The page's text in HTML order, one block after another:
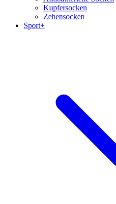
Kupfersocken
Zehensocken
Sport+